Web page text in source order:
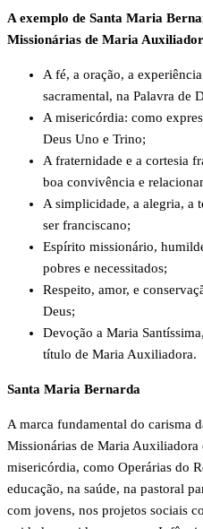
A exemplo de Santa Maria
Missionárias de Maria
A fé, a oração, a
sacramental, na Palavra de
A misericórdia: como
Deus Uno e Trino;
A fraternidade e a cortesia
boa convivência e
A simplicidade, a alegria, a
ser franciscano;
Espírito missionário,
pobres e necessitados;
Respeito, amor, e
Deus;
Devoção a Maria
título de Maria Auxiliadora.
Santa Maria Bernarda
A marca fundamental do carisma
Missionárias de Maria Auxiliadora
misericórdia, como Operárias do
educação, na saúde, na pastoral
com jovens, nos projetos sociais